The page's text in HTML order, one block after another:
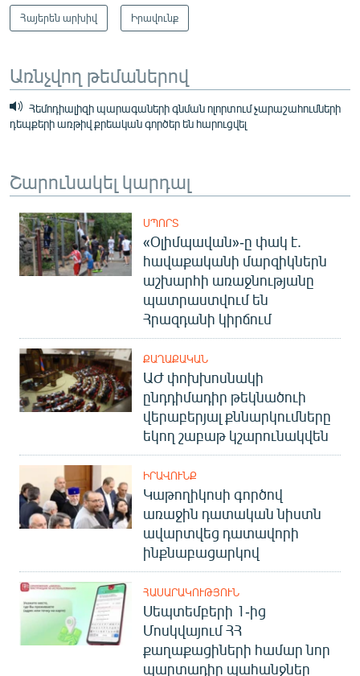
Հայերեն արխիվ Իրավունք
Առնչվող թեմաներով
Հեմոդիալիզի պարագաների գնման ոլորտում չարաշահումների
դեպքերի առթիվ քրեական գործեր են հարուցվել
Շարունակել կարդալ
ՍՊՈՐՏ
«Օլիմպավան»-ը փակ է.
հավաքականի մարզիկներն
աշխարհի առաջնությանը
պատրաստվում են
Հրազդանի կիրճում
ՔԱՂԱՔԱԿԱՆ
ԱԺ փոխխոսնակի
ընդդիմադիր թեկնածուի
վերաբերյալ քննարկումները
եկող շաբաթ կշարունակվեն
ԻՐԱՎՈՒՆՔ
Կաթողիկոսի գործով
առաջին դատական նիստն
ավարտվեց դատավորի
ինքնաբացարկով
ՀԱՍԱՐԱԿՈՒԹՅՈՒՆ
Սեպտեմբերի 1-ից
Մոսկվայում ՀՀ
քաղաքացիների համար նոր
պարտադիր պահանջներ